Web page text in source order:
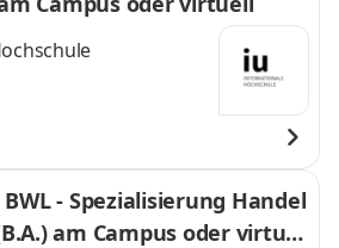
- Spezialisierung Handel
am Campus oder virtuel